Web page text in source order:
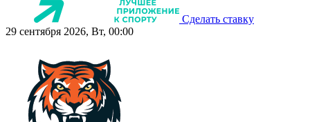
Сделать ставку
29 сентября 2026, Вт, 00:00